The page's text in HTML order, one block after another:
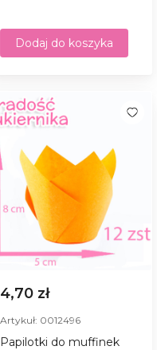
Dodaj do koszyka
4,70 zł
Artykuł: 0012496
Papilotki do muffinek